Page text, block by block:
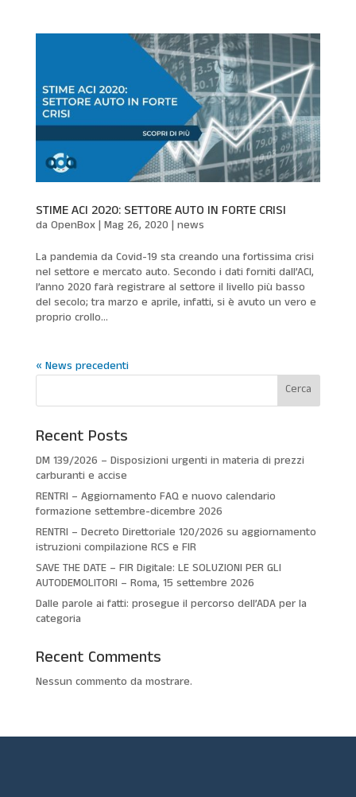
STIME ACI 2020: SETTORE AUTO IN FORTE CRISI
da OpenBox| Mag 26, 2020 news
La pandemia da Covid-19 sta creando una fortissima crisi
nel settore e mercato auto. Secondo i dati forniti dall’ACI,
l’anno 2020 farà registrare al settore il livello più basso
del secolo; tra marzo e aprile, infatti, si è avuto un vero e
proprio crollo...
« News precedenti
Cerca
Recent Posts
DM 139/2026 – Disposizioni urgenti in materia di prezzi
carburanti e accise
RENTRI – Aggiornamento FAQ e nuovo calendario
formazione settembre-dicembre 2026
RENTRI – Decreto Direttoriale 120/2026 su aggiornamento
istruzioni compilazione RCS e FIR
SAVE THE DATE – FIR Digitale: LE SOLUZIONI PER GLI
AUTODEMOLITORI – Roma, 15 settembre 2026
Dalle parole ai fatti: prosegue il percorso dell’ADA per la
categoria
Recent Comments
Nessun commento da mostrare.